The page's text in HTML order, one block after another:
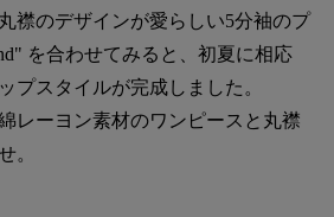
襟のデザインが愛らしい5分袖のプ
を合わせてみると、初夏に相応
プスタイルが完成しました。
レーヨン素材のワンピースと丸襟
。